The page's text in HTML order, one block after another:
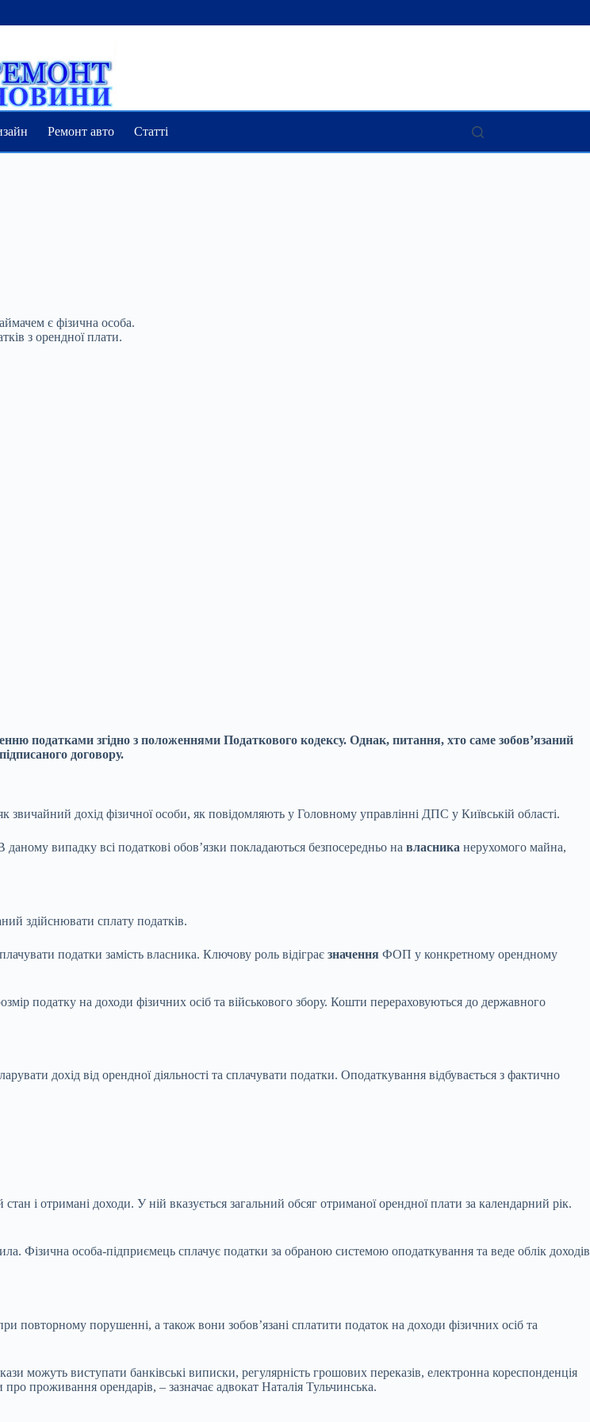
Ремонт авто Статті
є фізична особа.
з орендної плати.
податками згідно з положеннями Податкового кодексу. Однак, питання, хто саме зобов’язаний
договору.
звичайний дохід фізичної особи, як повідомляють у Головному управлінні ДПС у Київській області.
випадку всі податкові обов’язки покладаються безпосередньо на власника нерухомого майна,
здійснювати сплату податків.
податки замість власника. Ключову роль відіграє значення ФОП у конкретному орендному
податку на доходи фізичних осіб та військового збору. Кошти перераховуються до державного
дохід від орендної діяльності та сплачувати податки. Оподаткування відбувається з фактично
і отримані доходи. У ній вказується загальний обсяг отриманої орендної плати за календарний рік.
Фізична особа-підприємець сплачує податки за обраною системою оподаткування та веде облік доходів
повторному порушенні, а також вони зобов’язані сплатити податок на доходи фізичних осіб та
можуть виступати банківські виписки, регулярність грошових переказів, електронна кореспонденція
проживання орендарів, – зазначає адвокат Наталія Тульчинська.